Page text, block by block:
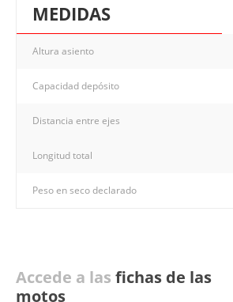
MEDIDAS
Altura asiento
Capacidad depósito
Distancia entre ejes
Longitud total
Peso en seco declarado
Accede a las fichas de las
motos